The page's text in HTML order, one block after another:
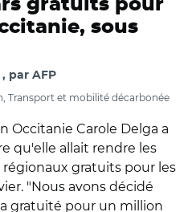
gratuits pour
sous
par AFP
Transport et mobilité décarbonée
Occitanie Carole Delga a
qu'elle allait rendre les
gratuits pour les
"Nous avons décidé
gratuité pour un million